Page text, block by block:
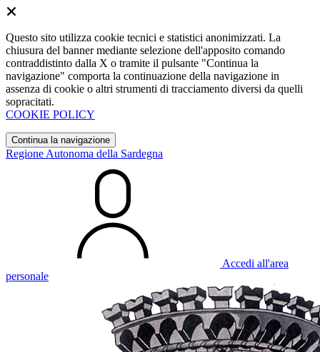
Questo sito utilizza cookie tecnici e statistici anonimizzati. La
chiusura del banner mediante selezione dell'apposito comando
contraddistinto dalla X o tramite il pulsante "Continua la
navigazione" comporta la continuazione della navigazione in
assenza di cookie o altri strumenti di tracciamento diversi da quelli
sopracitati.
COOKIE POLICY
Continua la navigazione
Regione Autonoma della Sardegna
Accedi all'area
personale